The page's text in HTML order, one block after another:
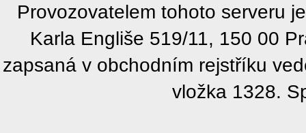
Provozovatelem tohoto serveru
Karla Engliše 519/11, 150 00
zapsaná v obchodním rejstříku
vložka 1328.